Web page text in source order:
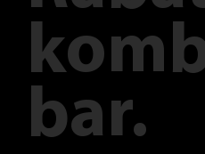
bar.